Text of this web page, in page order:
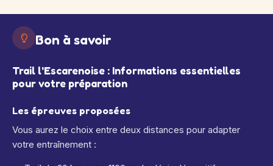
Bon à savoir
Trail l'Escarenoise : Informations essentielles
pour votre préparation
Les épreuves proposées
Vous aurez le choix entre deux distances pour adapter
votre entraînement :